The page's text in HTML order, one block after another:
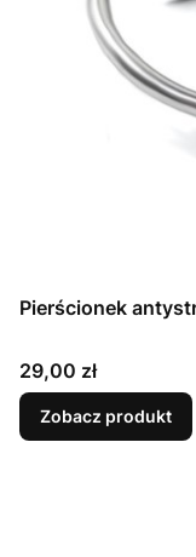
Pierścionek
Cena
29,00 zł
Zobacz produkt